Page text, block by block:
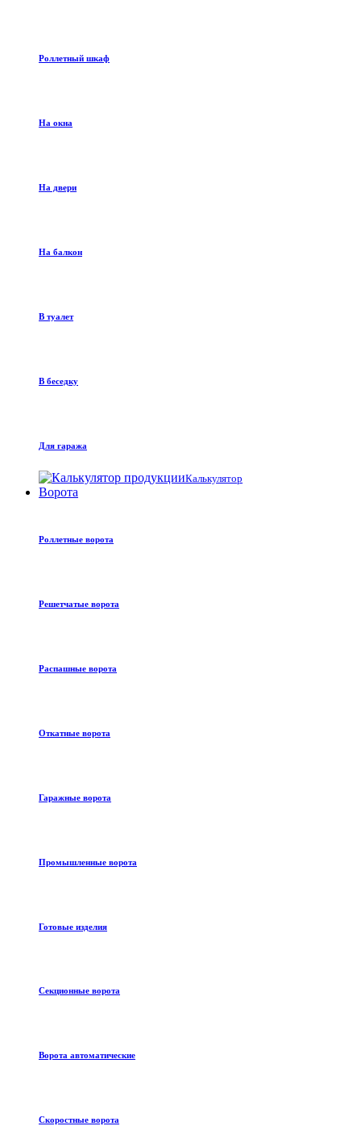
Роллетный шкаф
На окна
На двери
На балкон
В туалет
В беседку
Для гаража
Калькулятор
Ворота
Роллетные ворота
Решетчатые ворота
Распашные ворота
Откатные ворота
Гаражные ворота
Промышленные ворота
Готовые изделия
Секционные ворота
Ворота автоматические
Скоростные ворота